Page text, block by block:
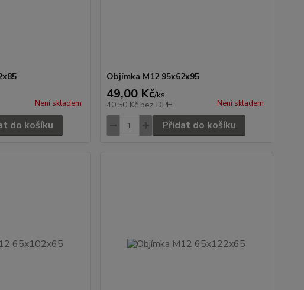
Není skladem
do košíku
Objímka M12 95x62x95
49,00 Kč/ks
40,50 Kč bez DPH Není skladem
Přidat do košíku